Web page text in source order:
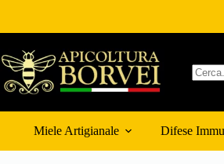
contenuto
Miele Artigianale Difese